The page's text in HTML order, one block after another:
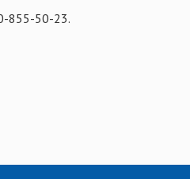
855-50-23.